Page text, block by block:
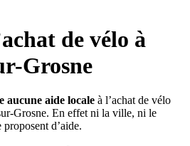
de vélo à
Grosne
aucune aide locale à l’achat de vélo
Grosne. En effet ni la ville, ni le
d’aide.